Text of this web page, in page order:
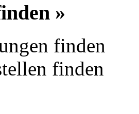
»
finden
finden